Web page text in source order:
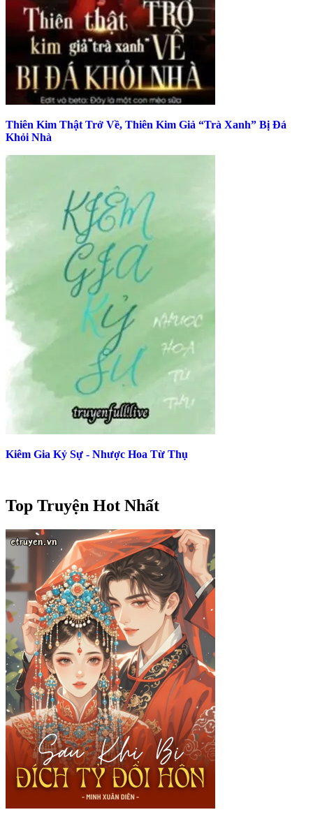
Thiên Kim Thật Trở Về, Thiên Kim Giả “Trà Xanh” Bị Đá
Khỏi Nhà
Kiêm Gia Kỷ Sự - Nhược Hoa Từ Thụ
Top Truyện Hot Nhất